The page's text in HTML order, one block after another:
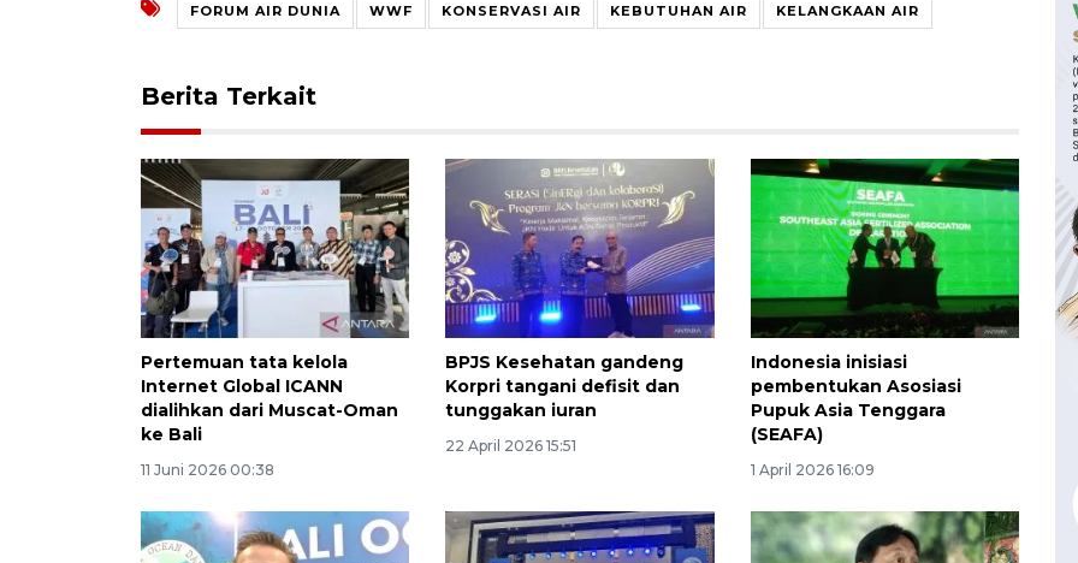
FORUM AIR DUNIA WWF KONSERVASI AIR KEBUTUHAN AIR KELANGKAAN AIR
Berita Terkait
Pertemuan tata kelola
Internet Global ICANN
dialihkan dari Muscat-Oman
ke Bali
11 Juni 2026 00:38
BPJS Kesehatan gandeng
Korpri tangani defisit dan
tunggakan iuran
22 April 2026 15:51
Indonesia inisiasi
pembentukan Asosiasi
Pupuk Asia Tenggara
(SEAFA)
1 April 2026 16:09